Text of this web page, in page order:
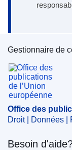
Office des
Gestionnaire de
Office des
Droit | Données |
Besoin